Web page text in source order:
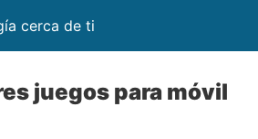
cerca de ti
juegos para móvil